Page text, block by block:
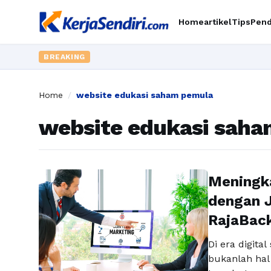
HomeartikelTips
BREAKING
Home / website edukasi saham pemula
website edukasi
dengan
Di era
bukanlah